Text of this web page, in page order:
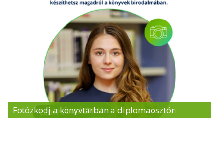
Fotózkodj a könyvtárban a diplomaosztón